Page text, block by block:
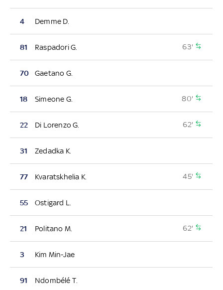
4 Demme D.
81 Raspadori G. 63'
70 Gaetano G.
18 Simeone G. 80'
22 Di Lorenzo G. 62'
31 Zedadka K.
77 Kvaratskhelia K. 45'
55 Ostigard L.
21 Politano M. 62'
3 Kim Min-Jae
91 Ndombélé T.